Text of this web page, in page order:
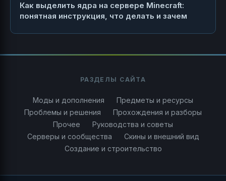
Как выделить ядра на сервере Minecraft:
понятная инструкция, что делать и зачем
РАЗДЕЛЫ САЙТА
Моды и дополнения
Предметы и ресурсы
Проблемы и решения
Прохождения и разборы
Прочее
Руководства и советы
Серверы и сообщества
Скины и внешний вид
Создание и строительство